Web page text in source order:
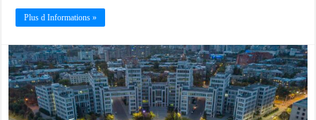
Plus d Informations »